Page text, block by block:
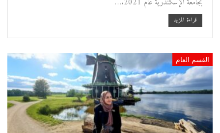
قراءة المزيد
القسم العام